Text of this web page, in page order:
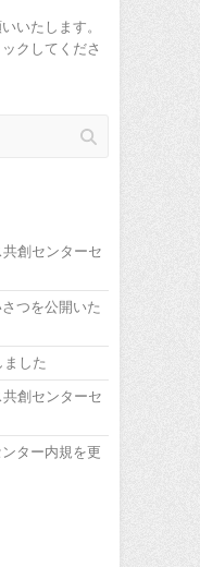
いたします。
ックしてくださ
創センターセ
つを公開いた
した
創センターセ
ター内規を更